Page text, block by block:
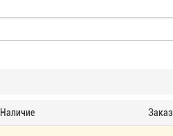
Наличие Заказ